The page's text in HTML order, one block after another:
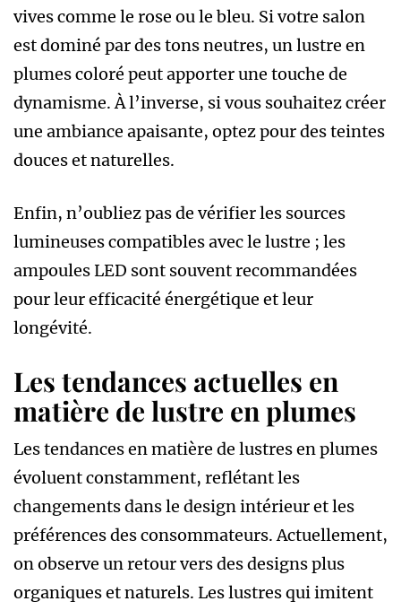
vives comme le rose ou le bleu. Si votre salon
est dominé par des tons neutres, un lustre en
plumes coloré peut apporter une touche de
dynamisme. À l’inverse, si vous souhaitez créer
une ambiance apaisante, optez pour des teintes
douces et naturelles.
Enfin, n’oubliez pas de vérifier les sources
lumineuses compatibles avec le lustre ; les
ampoules LED sont souvent recommandées
pour leur efficacité énergétique et leur
longévité.
Les tendances actuelles en
matière de lustre en plumes
Les tendances en matière de lustres en plumes
évoluent constamment, reflétant les
changements dans le design intérieur et les
préférences des consommateurs. Actuellement,
on observe un retour vers des designs plus
organiques et naturels. Les lustres qui imitent